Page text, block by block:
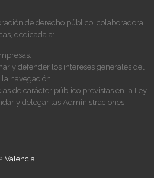
de derecho público, colaboradora
dedicada a:
y defender los intereses generales del
navegación.
de carácter público previstas en la Ley,
y delegar las Administraciones
València